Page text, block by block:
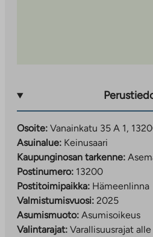
Osoite: Vanainkatu 35 A 1,
Asuinalue: Keinusaari
Kaupunginosan tarkenne:
Postinumero: 13200
Postitoimipaikka: Hämeenlinna
Valmistumisvuosi: 2025
Asumismuoto: Asumisoikeus
Valintarajat: Varallisuusrajat